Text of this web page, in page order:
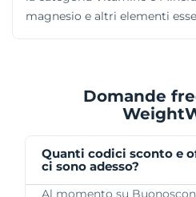
magnesio e altri elementi
Domande
Quanti codici sconto e
ci sono adesso?
Al momento su